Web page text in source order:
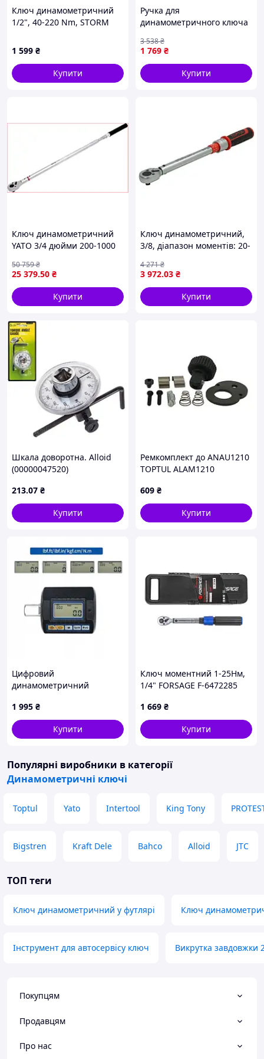
Ключ динамометричний
1/2", 40-220 Nm, STORM
1 599 ₴
Купити
Ручка для
динамометричного ключа
точної затяжки 9-12 мм
крутящий момент 2.5-12
Нм
1 769 ₴
3 538₴
Купити
Ключ динамометричний
YATO 3/4 дюйми 200-1000
затягування нарізних
з'єднань
25 379.50 ₴
50 759₴
Купити
Ключ динамометричний,
3/8, діапазон моментів: 20-
TOPTUL ANBV1211
3 972.03 ₴
4 271₴
Купити
Шкала доворотна. Alloid
(00000047520)
213.07 ₴
Купити
Ремкомплект до ANAU1210
TOPTUL ALAM1210
609 ₴
Купити
Цифровий
динамометричний
1/2" (перехідники на 3/8" і
1/4") ANC-135
1 995 ₴
Купити
Ключ моментний 1-25Нм,
1/4" FORSAGE F-6472285
1 669 ₴
Купити
Популярні виробники в категорії
Динамометричні ключі
Toptul Yato Intertool King Tony
Bigstren Kraft Dele Bahco Alloid JTC
ТОП теги
Ключ динамометричний у футлярі Ключ
Інструмент для автосервісу ключ Викрутка завдовжки
Покупцям
Продавцям
Про нас